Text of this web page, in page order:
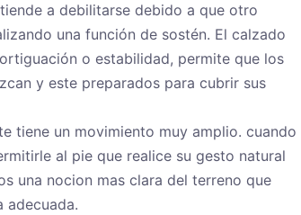
a debilitarse debido a que otro
una función de sostén. El calzado
o estabilidad, permite que los
y este preparados para cubrir sus
tiene un movimiento muy amplio. cuando
al pie que realice su gesto natural
una nocion mas clara del terreno que
adecuada.